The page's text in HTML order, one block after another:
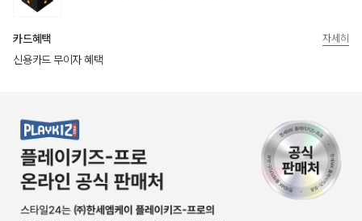
카드혜택
신용카드 무이자 혜택
자세히